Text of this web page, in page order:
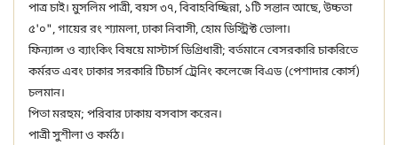
পাত্র চাই। মুসলিম পাত্রী, বয়স ৩৭, বিবাহবিচ্ছিন্না, ১টি সন্তান আছে, উচ্চতা
৫'০", গায়ের রং শ্যামলা, ঢাকা নিবাসী, হোম ডিস্ট্রিক্ট ভোলা।
ফিন্যান্স ও ব্যাংকিং বিষয়ে মাস্টার্স ডিগ্রিধারী; বর্তমানে বেসরকারি চাকরিতে
কর্মরত এবং ঢাকার সরকারি টিচার্স ট্রেনিং কলেজে বিএড (পেশাদার কোর্স)
চলমান।
পিতা মরহুম; পরিবার ঢাকায় বসবাস করেন।
পাত্রী সুশীলা ও কর্মঠ।